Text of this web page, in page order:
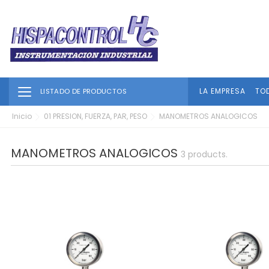
Toggle navigation
LISTADO DE PRODUCTOS LA EMPRESA
Inicio 01 PRESION, FUERZA, PAR, PESO MANOMETROS ANALOGICOS
MANOMETROS ANALOGICOS 3 products.